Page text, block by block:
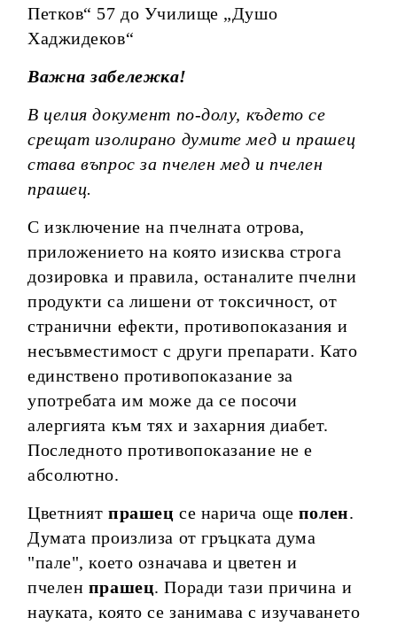
Петков“ 57 до Училище „Душо
Хаджидеков“
Важна забележка!
В целия документ по-долу, където се
срещат изолирано думите мед и прашец
става въпрос за пчелен мед и пчелен
прашец.
С изключение на пчелната отрова,
приложението на която изисква строга
дозировка и правила, останалите пчелни
продукти са лишени от токсичност, от
странични ефекти, противопоказания и
несъвместимост с други препарати. Като
единствено противопоказание за
употребата им може да се посочи
алергията към тях и захарния диабет.
Последното противопоказание не е
абсолютно.
Цветниятпрашец се нарича още полен.
Думата произлиза от гръцката дума
"пале", което означава и цветен и
пчелен прашец. Поради тази причина и
науката, която се занимава с изучаването